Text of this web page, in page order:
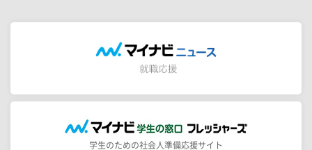
学生のための社会人準備応援サイト